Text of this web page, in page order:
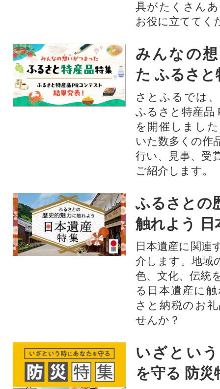
具がたくさん
お役に立ててく
みんなの
た ふるさと
さとふるでは
ふるさと特産品
を開催しまし
いた数多くの作
行い、見事、受
ご紹介します。
ふるさとの
触れよう 日
日本遺産に関連
介します。地域
色、文化、伝統
る日本遺産に
さと納税のお
せんか？​​​
いざとい
を守る 防災